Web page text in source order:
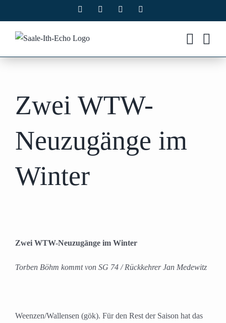
Inhalt
springen
Facebook Instagram
Zwei WTW-
Neuzugänge im
Winter
Zwei WTW-Neuzugänge im Winter
Torben Böhm kommt von SG 74 / Rückkehrer Jan Medewitz
Weenzen/Wallensen (gök). Für den Rest der Saison hat das